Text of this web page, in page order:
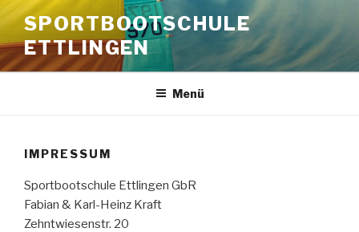
Inhalt
springen
SPORTBOOTSCHULE
ETTLINGEN
Menü
IMPRESSUM
Sportbootschule Ettlingen GbR
Fabian & Karl-Heinz Kraft
Zehntwiesenstr. 20